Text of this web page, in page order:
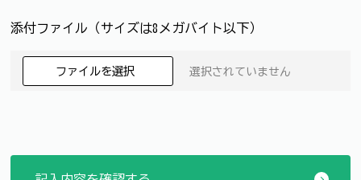
添付ファイル（サイズは8メガバイト以下）
ファイルを選択 選択されていません